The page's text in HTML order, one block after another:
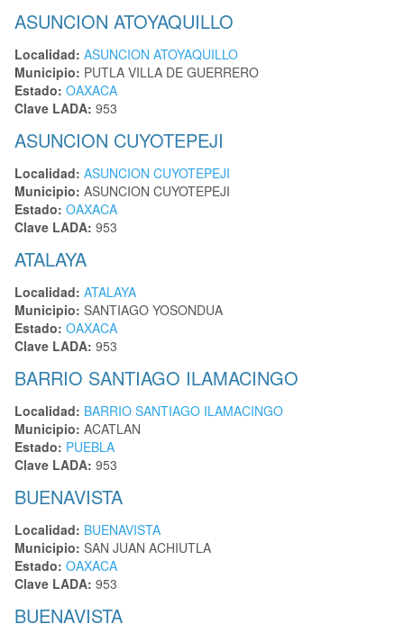
ASUNCION ATOYAQUILLO
Localidad: ASUNCION ATOYAQUILLO
Municipio: PUTLA VILLA DE GUERRERO
Estado: OAXACA
Clave LADA: 953
ASUNCION CUYOTEPEJI
Localidad: ASUNCION CUYOTEPEJI
Municipio: ASUNCION CUYOTEPEJI
Estado: OAXACA
Clave LADA: 953
ATALAYA
Localidad: ATALAYA
Municipio: SANTIAGO YOSONDUA
Estado: OAXACA
Clave LADA: 953
BARRIO SANTIAGO ILAMACINGO
Localidad: BARRIO SANTIAGO ILAMACINGO
Municipio: ACATLAN
Estado: PUEBLA
Clave LADA: 953
BUENAVISTA
Localidad: BUENAVISTA
Municipio: SAN JUAN ACHIUTLA
Estado: OAXACA
Clave LADA: 953
BUENAVISTA